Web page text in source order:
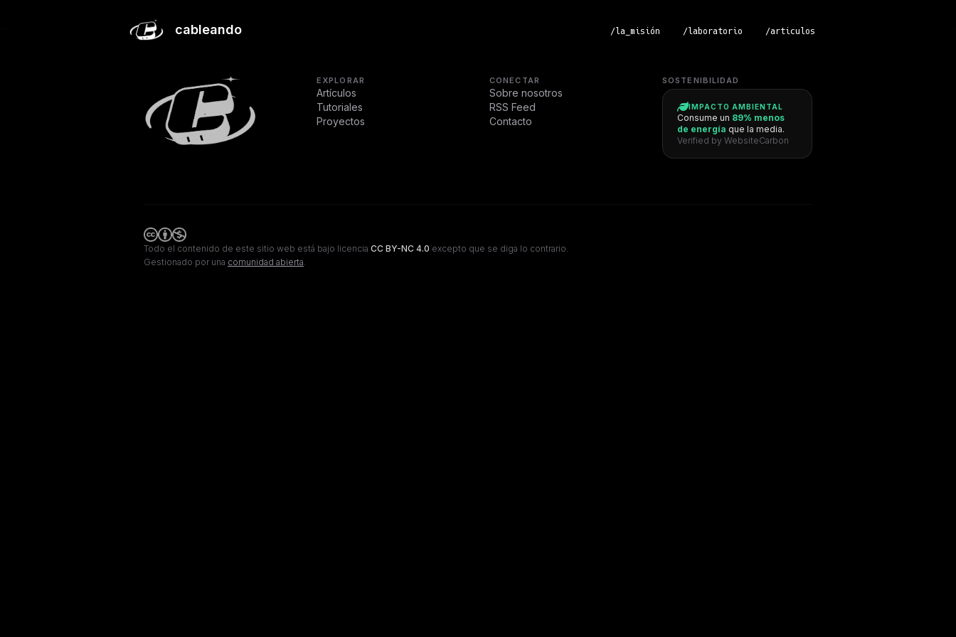
cableando /la_misión /laboratorio /articulos
Pasos iniciales en Ubuntu Server 20.04
EXPLORAR
Artículos
Tutoriales
Proyectos
CONECTAR
Sobre nosotros
RSS Feed
Contacto
SOSTENIBILIDAD
IMPACTO AMBIENTAL
Consume un 89% menos
de energía que la media.
Verified by WebsiteCarbon
Todo el contenido de este sitio web está bajo licencia CC BY-NC 4.0 excepto que se diga lo contrario.
Gestionado por una comunidad abierta.